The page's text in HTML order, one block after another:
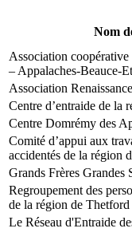
Nom
Association
– Appalaches-Beauce-
Association
Centre d’entraide de la
Centre Domrémy des
Comité d’appui aux
accidentés de la région
Grands Frères Grandes
Regroupement des
de la région de Thetford
Le Réseau d'Entraide